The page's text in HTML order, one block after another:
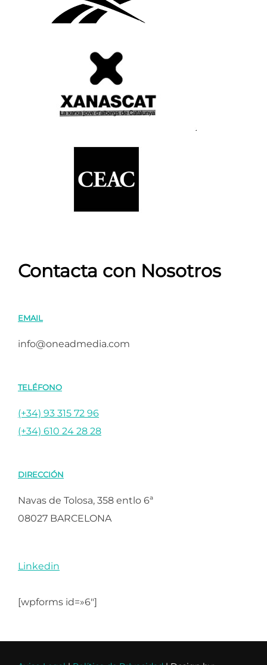
Contacta con Nosotros
EMAIL
info@oneadmedia.com
TELÉFONO
(+34) 93 315 72 96
(+34) 610 24 28 28
DIRECCIÓN
Navas de Tolosa, 358 entlo 6ª
08027 BARCELONA
Linkedin
[wpforms id=»6″]